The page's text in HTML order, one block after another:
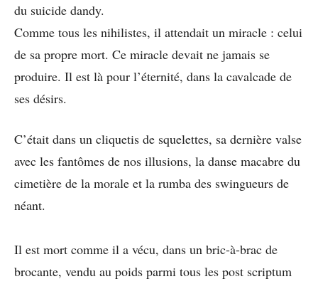
du suicide dandy.
Comme tous les nihilistes, il attendait un miracle : celui
de sa propre mort. Ce miracle devait ne jamais se
produire. Il est là pour l’éternité, dans la cavalcade de
ses désirs.
C’était dans un cliquetis de squelettes, sa dernière valse
avec les fantômes de nos illusions, la danse macabre du
cimetière de la morale et la rumba des swingueurs de
néant.
Il est mort comme il a vécu, dans un bric-à-brac de
brocante, vendu au poids parmi tous les post scriptum